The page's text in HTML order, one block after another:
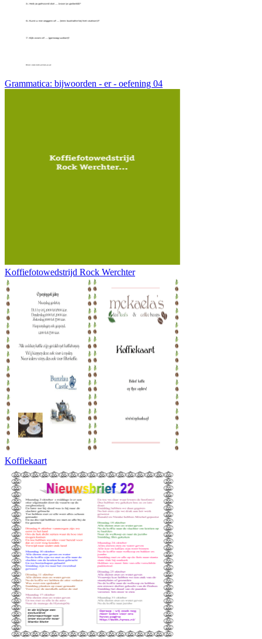
Grammatica: bijwoorden - er - oefening 04
Koffiefotowedstrijd Rock Werchter
Koffiekaart